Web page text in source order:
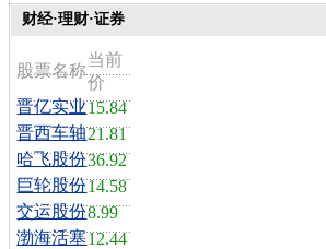
财经·理财·证券
股票名称
当前
价
晋亿实业15.84
晋西车轴21.81
哈飞股份36.92
巨轮股份14.58
交运股份8.99
渤海活塞12.44